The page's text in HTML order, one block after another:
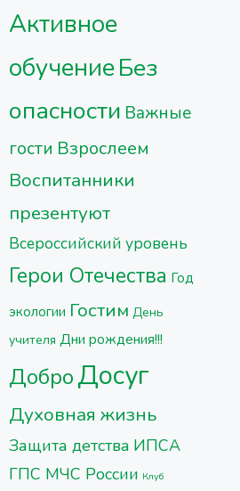
Активное
обучениеБез
опасности Важные
гости Взрослеем
Воспитанники
презентуют
Всероссийский уровень
Герои Отечества Год
экологии Гостим День
учителя Дни рождения!!!
ДоброДосуг
Духовная жизнь
Защита детства ИПСА
ГПС МЧС России Клуб